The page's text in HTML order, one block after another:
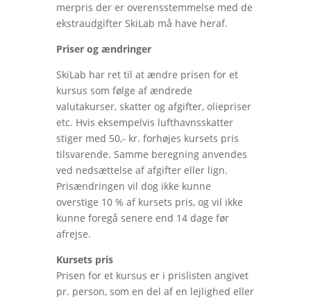
merpris der er overensstemmelse med de
ekstraudgifter SkiLab må have heraf.
Priser og ændringer
SkiLab har ret til at ændre prisen for et
kursus som følge af ændrede
valutakurser, skatter og afgifter, oliepriser
etc. Hvis eksempelvis lufthavnsskatter
stiger med 50,- kr. forhøjes kursets pris
tilsvarende. Samme beregning anvendes
ved nedsættelse af afgifter eller lign.
Prisændringen vil dog ikke kunne
overstige 10 % af kursets pris, og vil ikke
kunne foregå senere end 14 dage før
afrejse.
Kursets pris
Prisen for et kursus er i prislisten angivet
pr. person, som en del af en lejlighed eller